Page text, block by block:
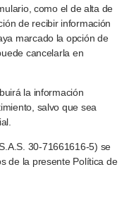
como el de alta de
de recibir información
marcado la opción de
cancelarla en
la información
salvo que sea
30-71661616-5) se
de la presente Política de